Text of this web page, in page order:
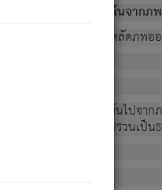
งปวงนั้น มิใช่ผู้หลดพ้นจากภ
ราหมณ์ทั้งปวงนั้น ก็ยังสลัดภพอ
น ย่อมไม่เป็นผู้หลุดพ้นไปจา
เป็นทุกข์ มีความแปรปรวนเป็น
วิภวตัณหาด้วย.
อนิพพาน.